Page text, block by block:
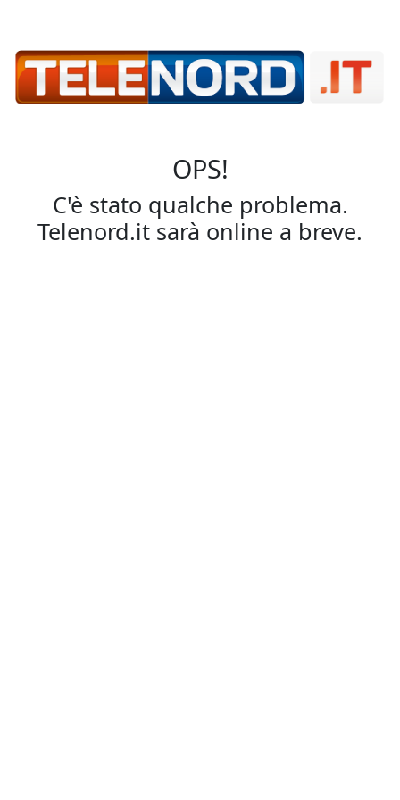
OPS!
C'è stato qualche problema.
Telenord.it sarà online a breve.